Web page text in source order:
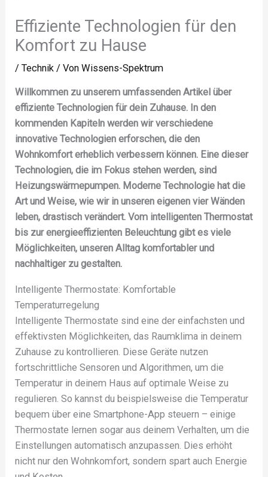
Effiziente Technologien für den
Komfort zu Hause
/Technik / VonWissens-Spektrum
Willkommen zu unserem umfassenden Artikel über
effiziente Technologien für dein Zuhause. In den
kommenden Kapiteln werden wir verschiedene
innovative Technologien erforschen, die den
Wohnkomfort erheblich verbessern können. Eine dieser
Technologien, die im Fokus stehen werden, sind
Heizungswärmepumpen. Moderne Technologie hat die
Art und Weise, wie wir in unseren eigenen vier Wänden
leben, drastisch verändert. Vom intelligenten Thermostat
bis zur energieeffizienten Beleuchtung gibt es viele
Möglichkeiten, unseren Alltag komfortabler und
nachhaltiger zu gestalten.
Intelligente Thermostate: Komfortable
Temperaturregelung
Intelligente Thermostate sind eine der einfachsten und
effektivsten Möglichkeiten, das Raumklima in deinem
Zuhause zu kontrollieren. Diese Geräte nutzen
fortschrittliche Sensoren und Algorithmen, um die
Temperatur in deinem Haus auf optimale Weise zu
regulieren. So kannst du beispielsweise die Temperatur
bequem über eine Smartphone-App steuern – einige
Thermostate lernen sogar aus deinem Verhalten, um die
Einstellungen automatisch anzupassen. Dies erhöht
nicht nur den Wohnkomfort, sondern spart auch Energie